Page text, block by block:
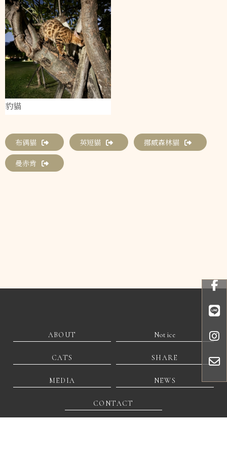
豹貓
布偶貓 英短貓 挪威森林貓
曼赤肯
ABOUT Notice
CATS SHARE
MEDIA NEWS
CONTACT